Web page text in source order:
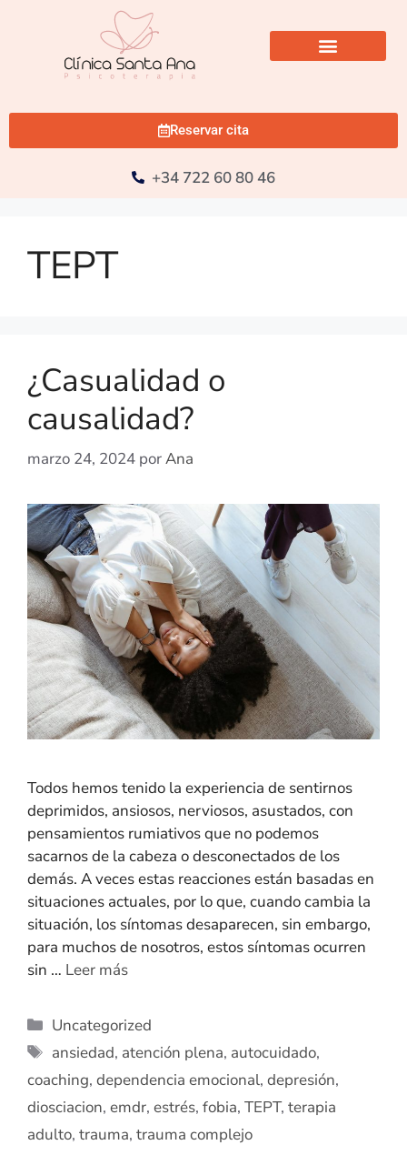
Reservar cita
+34 722 60 80 46
TEPT
¿Casualidad o
causalidad?
marzo 24, 2024 porAna
Todos hemos tenido la experiencia de sentirnos
deprimidos, ansiosos, nerviosos, asustados, con
pensamientos rumiativos que no podemos
sacarnos de la cabeza o desconectados de los
demás. A veces estas reacciones están basadas en
situaciones actuales, por lo que, cuando cambia la
situación, los síntomas desaparecen, sin embargo,
para muchos de nosotros, estos síntomas ocurren
sin … Leer más
Uncategorized
ansiedad, atención plena, autocuidado,
coaching, dependencia emocional, depresión,
diosciacion, emdr, estrés, fobia, TEPT, terapia
adulto, trauma, trauma complejo